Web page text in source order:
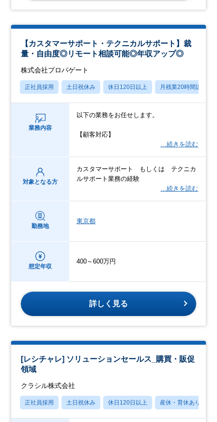
【カスタマーサポート・テクニカルサポート】裁
量・自由度◎リモート相談可能◎年収アップ◎
株式会社プロパゲート
正社員採用 土日祝休み 休日120日以上 月残業20時間以内
業務内容
以下の業務をお任せします。
【顧客対応】
…続きを読む
対象となる方
カスタマーサポート もしくは テクニカ
ルサポート業務の経験
…続きを読む
勤務地
東京都
想定年収
400～600万円
詳しく見る
[レシチャレ] ソリューションセールス_購買・販促
領域
クラシル株式会社
正社員採用 土日祝休み 休日120日以上 産休・育休あり